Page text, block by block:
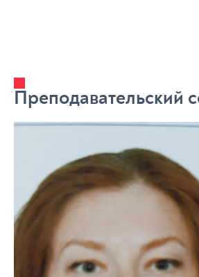
Преподавательский